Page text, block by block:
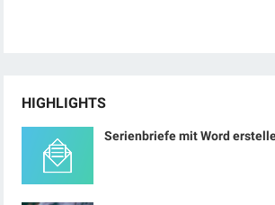
HIGHLIGHTS
Serienbriefe mit Word